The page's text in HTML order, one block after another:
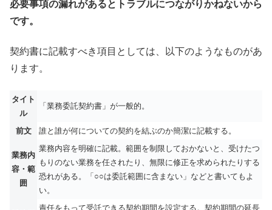
必要事項の漏れがあるとトラブルにつながりかねないから
です。
契約書に記載すべき項目としては、以下のようなものがあ
ります。
タイト
ル
「業務委託契約書」が一般的。
前文 誰と誰が何についての契約を結ぶのか簡潔に記載する。
業務内
容・範
囲
業務内容を明確に記載。範囲を制限しておかないと、受けたつ
もりのない業務を任されたり、無限に修正を求められたりする
恐れがある。「○○は委託範囲に含まない」などと書いてもよ
い。
責任をもって受託できる契約期間を設定する。契約期間の延長